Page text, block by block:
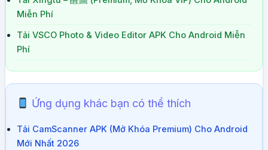
Miễn Phí
Tải VSCO Photo & Video Editor APK Cho Android Miễn
Phí
Ứng dụng khác bạn có thể thích
Tải CamScanner APK (Mở Khóa Premium) Cho Android
Mới Nhất 2026